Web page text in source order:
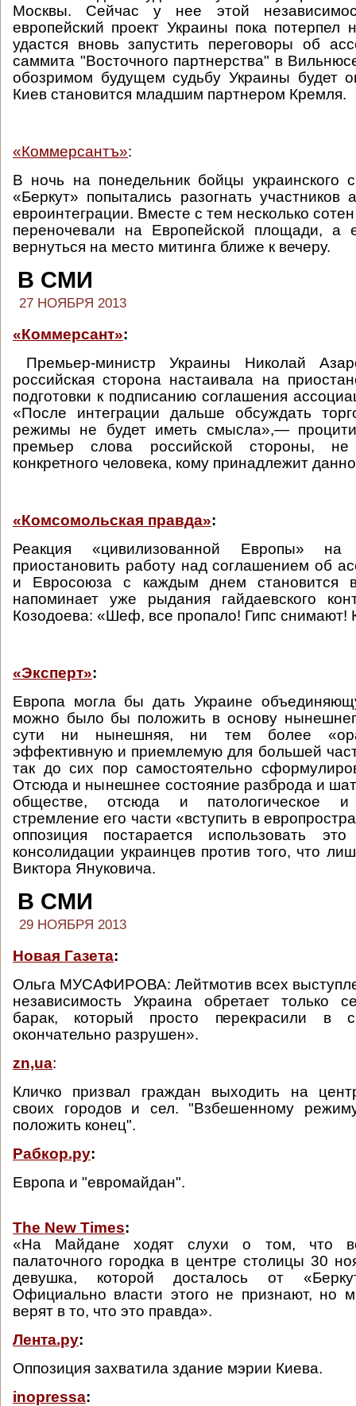
Москвы. Сейчас у нее этой
европейский проект Украины пока потерпел
удастся вновь запустить переговоры об
саммита "Восточного партнерства" в
обозримом будущем судьбу Украины будет
Киев становится младшим партнером Кремля.
«Коммерсантъ»:
В ночь на понедельник бойцы украинского
«Беркут» попытались разогнать участников
евроинтеграции. Вместе с тем несколько
переночевали на Европейской площади, а
вернуться на место митинга ближе к вечеру.
В СМИ
27 НОЯБРЯ 2013
«Коммерсант»:
Премьер-министр Украины Николай
российская сторона настаивала на
подготовки к подписанию соглашения
«После интеграции дальше обсуждать
режимы не будет иметь смысла»,—
премьер слова российской стороны, не
конкретного человека, кому принадлежит
«Комсомольская правда»:
Реакция «цивилизованной Европы»
приостановить работу над соглашением об
и Евросоюза с каждым днем становится
напоминает уже рыдания гайдаевского
Козодоева: «Шеф, все пропало! Гипс снимают!
«Эксперт»:
Европа могла бы дать Украине
можно было бы положить в основу
сути ни нынешняя, ни тем более
эффективную и приемлемую для большей
так до сих пор самостоятельно
Отсюда и нынешнее состояние разброда и
обществе, отсюда и патологическое и
стремление его части «вступить в
оппозиция постарается использовать
консолидации украинцев против того, что
Виктора Януковича.
В СМИ
29 НОЯБРЯ 2013
Новая Газета:
Ольга МУСАФИРОВА: Лейтмотив всех
независимость Украина обретает только
барак, который просто перекрасили в
окончательно разрушен».
zn,ua:
Кличко призвал граждан выходить на
своих городов и сел. "Взбешенному
положить конец".
Рабкор.ру:
Европа и "евромайдан".
The New Times:
«На Майдане ходят слухи о том, что
палаточного городка в центре столицы 30
девушка, которой досталось от
Официально власти этого не признают, но
верят в то, что это правда».
Лента.ру:
Оппозиция захватила здание мэрии Киева.
inopressa: